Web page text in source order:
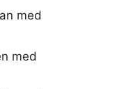
med
med